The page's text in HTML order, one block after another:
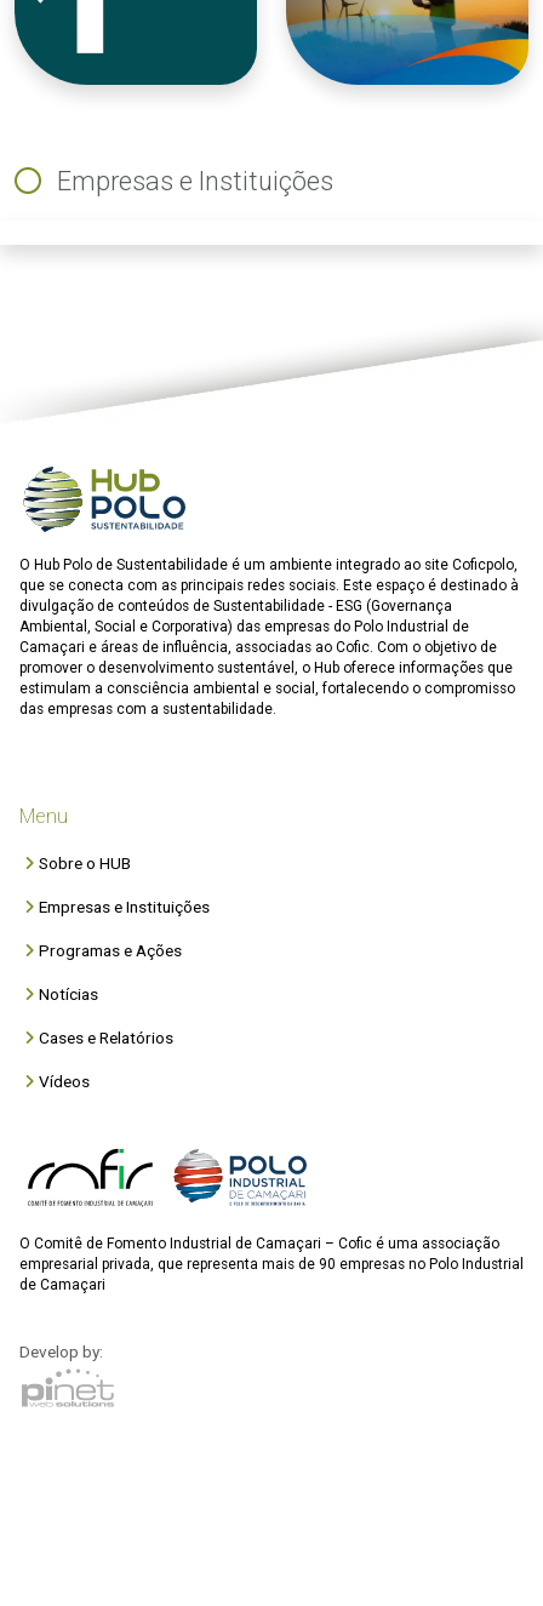
Empresas e Instituições
O Hub Polo de Sustentabilidade é um ambiente integrado ao site Coficpolo,
que se conecta com as principais redes sociais. Este espaço é destinado à
divulgação de conteúdos de Sustentabilidade - ESG (Governança
Ambiental, Social e Corporativa) das empresas do Polo Industrial de
Camaçari e áreas de influência, associadas ao Cofic. Com o objetivo de
promover o desenvolvimento sustentável, o Hub oferece informações que
estimulam a consciência ambiental e social, fortalecendo o compromisso
das empresas com a sustentabilidade.
Menu
Sobre o HUB
Empresas e Instituições
Programas e Ações
Notícias
Cases e Relatórios
Vídeos
O Comitê de Fomento Industrial de Camaçari – Cofic é uma associação
empresarial privada, que representa mais de 90 empresas no Polo Industrial
de Camaçari
Develop by: